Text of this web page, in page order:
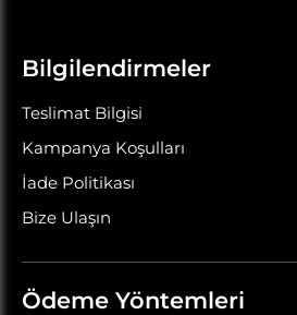
Bilgilendirmeler
Teslimat Bilgisi
Kampanya Koşulları
İade Politikası
Bize Ulaşın
Ödeme Yöntemleri